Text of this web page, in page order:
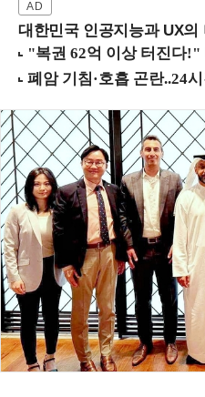
대한민국 인공지능과 UX의 미래, 여